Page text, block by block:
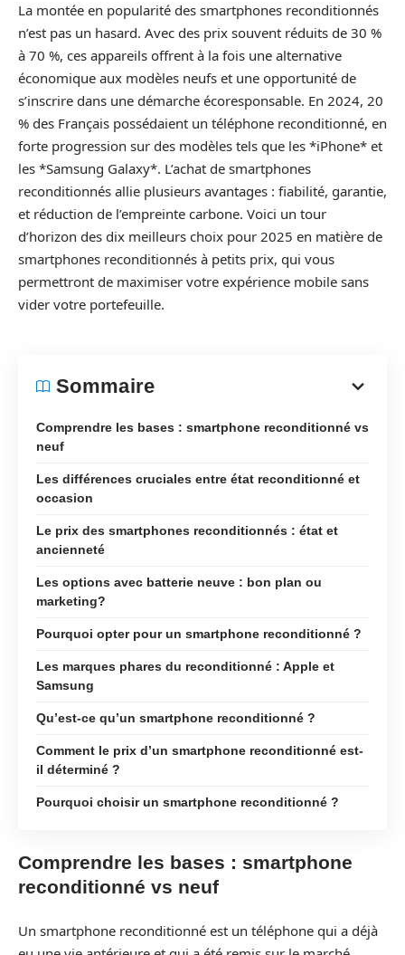
La montée en popularité des smartphones reconditionnés
n’est pas un hasard. Avec des prix souvent réduits de 30 %
à 70 %, ces appareils offrent à la fois une alternative
économique aux modèles neufs et une opportunité de
s’inscrire dans une démarche écoresponsable. En 2024, 20
% des Français possédaient un téléphone reconditionné, en
forte progression sur des modèles tels que les *iPhone* et
les *Samsung Galaxy*. L’achat de smartphones
reconditionnés allie plusieurs avantages : fiabilité, garantie,
et réduction de l’empreinte carbone. Voici un tour
d’horizon des dix meilleurs choix pour 2025 en matière de
smartphones reconditionnés à petits prix, qui vous
permettront de maximiser votre expérience mobile sans
vider votre portefeuille.
Sommaire
Comprendre les bases : smartphone reconditionné vs
neuf
Les différences cruciales entre état reconditionné et
occasion
Le prix des smartphones reconditionnés : état et
ancienneté
Les options avec batterie neuve : bon plan ou
marketing?
Pourquoi opter pour un smartphone reconditionné ?
Les marques phares du reconditionné : Apple et
Samsung
Qu’est-ce qu’un smartphone reconditionné ?
Comment le prix d’un smartphone reconditionné est-
il déterminé ?
Pourquoi choisir un smartphone reconditionné ?
Comprendre les bases : smartphone
reconditionné vs neuf
Un smartphone reconditionné est un téléphone qui a déjà